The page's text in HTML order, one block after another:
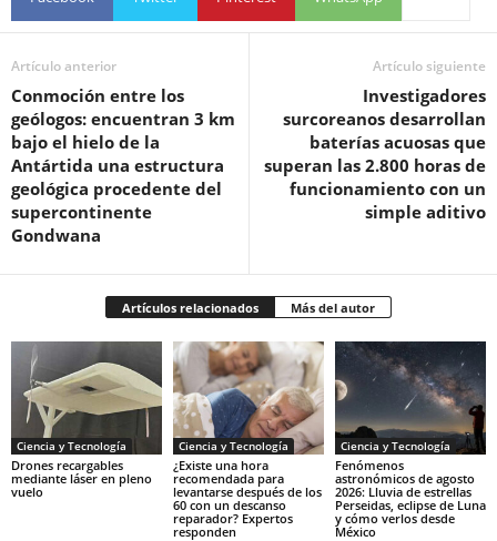
Artículo anterior
Conmoción entre los
geólogos: encuentran 3 km
bajo el hielo de la
Antártida una estructura
geológica procedente del
supercontinente
Gondwana
Artículo siguiente
Investigadores
surcoreanos desarrollan
baterías acuosas que
superan las 2.800 horas de
funcionamiento con un
simple aditivo
Artículos relacionados Más del autor
Ciencia y Tecnología
Drones recargables
mediante láser en pleno
vuelo
Ciencia y Tecnología
¿Existe una hora
recomendada para
levantarse después de los
60 con un descanso
reparador? Expertos
responden
Ciencia y Tecnología
Fenómenos
astronómicos de agosto
2026: Lluvia de estrellas
Perseidas, eclipse de Luna
y cómo verlos desde
México